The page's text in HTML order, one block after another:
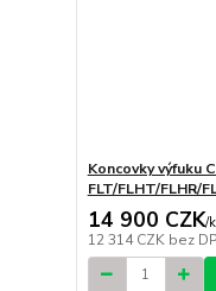
Koncovky výfuku
FLT/FLHT/FLHR/
14 900 CZK/
12 314 CZK bez